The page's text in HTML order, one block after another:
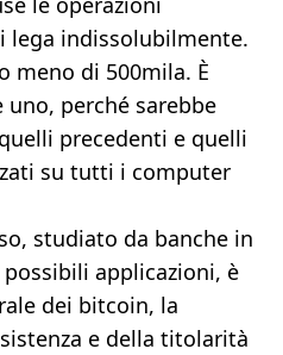
lega indissolubilmente.
meno di 500mila. È
perché sarebbe
precedenti e quelli
su tutti i computer
studiato da banche in
applicazioni, è
dei bitcoin, la
e della titolarità